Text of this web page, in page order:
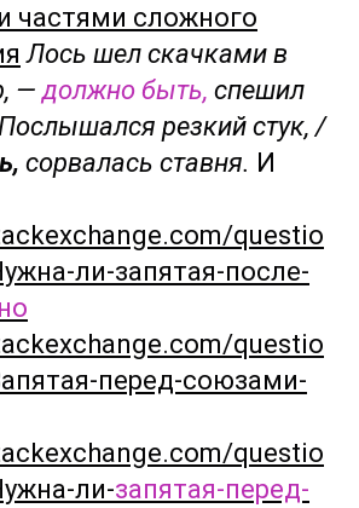
частями сложного
Лось шел скачками в
—должно быть, спешил
Послышался резкий стук, /
сорвалась ставня. И
questio
ли-запятая-после-
questio
перед-союзами-
questio
ли-запятая-перед-